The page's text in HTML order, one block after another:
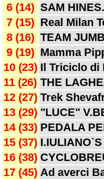
6 (14) SAM
7 (15) Real Milan
8 (16) TEAM
9 (19) Mamma
10 (23) Il Triciclo di
11 (26) THE
12 (27) Trek
13 (29) "LUCE"
14 (33) PEDALA
15 (37)
16 (38)
17 (45) Ad averci